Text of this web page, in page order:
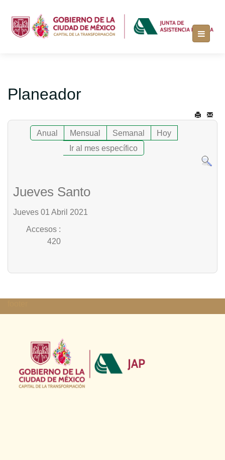
Planeador
Anual Mensual Semanal
Hoy
Ir al mes específico
Jueves Santo
Jueves 01 Abril 2021
Accesos :
420